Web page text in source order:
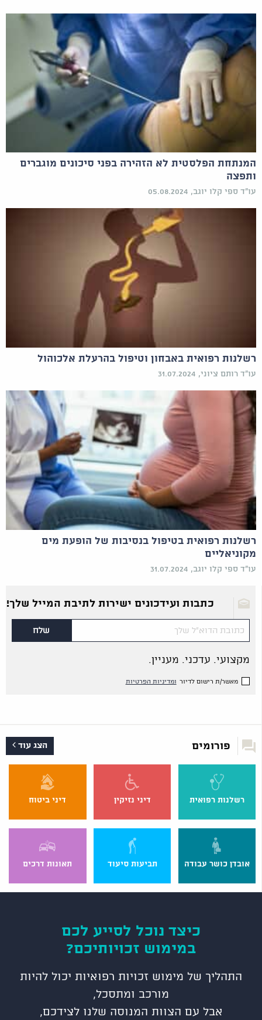
המנתחת הפלסטית לא הזהירה בפני סיכונים מוגברים
ותפצה
עו"ד ספי קלו יוגב, 05.08.2024
רשלנות רפואית באבחון וטיפול בהרעלת אלכוהול
עו"ד רותם ציוני, 31.07.2024
רשלנות רפואית בטיפול בנסיבות של הופעת מים
מקוניאליים
עו"ד ספי קלו יוגב, 31.07.2024
כתבות ועידכונים ישירות לתיבת המייל שלך!
מאשר/ת רישום לדיור ומדיניות הפרטיות
מקצועי. עדכני. מעניין.
פורומים הצג עוד
רשלנות רפואית דיני נזיקין דיני ביטוח
אובדן כושר עבודה תביעות סיעוד תאונות דרכים
כיצד נוכל לסייע לכם
במימוש זכויותיכם?
התהליך של מימוש זכויות רפואיות יכול להיות
מורכב ומתסכל,
אבל עם הצוות המנוסה שלנו לצידכם,